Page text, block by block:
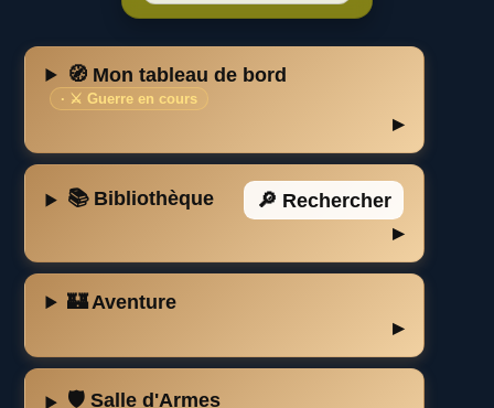
🧭 Mon tableau de bord
· ⚔️ Guerre en cours
📚 Bibliothèque 🔎 Rechercher
🏰 Aventure
🛡️ Salle d'Armes